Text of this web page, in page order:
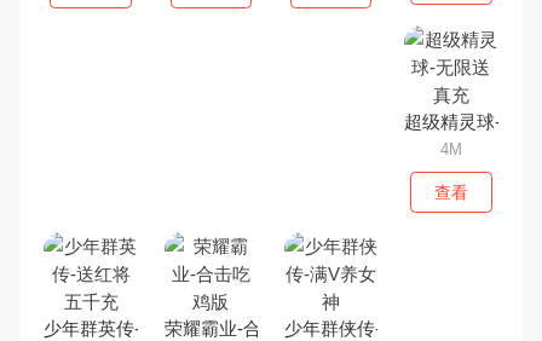
超级精灵球-无
4M
查看
少年群英传-送红将五千充荣耀霸业-合击吃鸡版少年群侠传-满V养女神